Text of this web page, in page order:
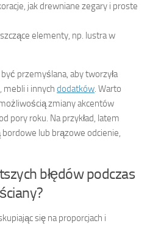
jak drewniane zegary i proste
elementy, np. lustra w
przemyślana, aby tworzyła
mebli i innych dodatków. Warto
zmiany akcentów
pory roku. Na przykład, latem
lub brązowe odcienie,
błędów podczas
się na proporcjach i